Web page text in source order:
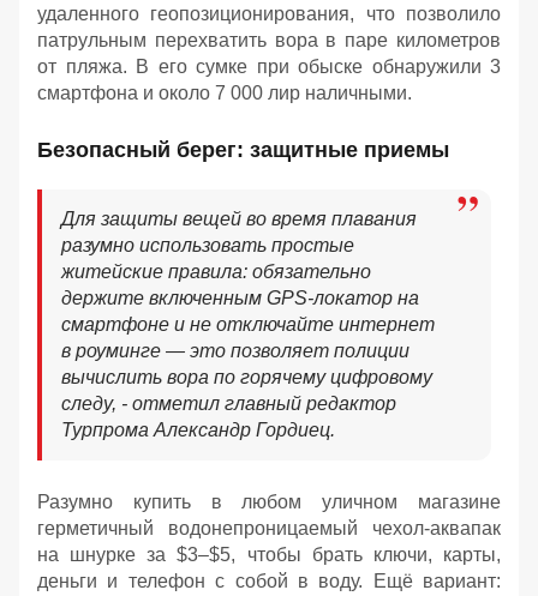
удаленного геопозиционирования, что позволило
патрульным перехватить вора в паре километров
от пляжа. В его сумке при обыске обнаружили 3
смартфона и около 7 000 лир наличными.
Безопасный берег: защитные приемы
Для защиты вещей во время плавания
разумно использовать простые
житейские правила: обязательно
держите включенным GPS-локатор на
смартфоне и не отключайте интернет
в роуминге — это позволяет полиции
вычислить вора по горячему цифровому
следу, - отметил главный редактор
Турпрома Александр Гордиец.
Разумно купить в любом уличном магазине
герметичный водонепроницаемый чехол-аквапак
на шнурке за $3–$5, чтобы брать ключи, карты,
деньги и телефон с собой в воду. Ещё вариант: